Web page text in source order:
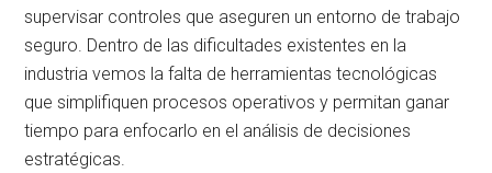
supervisar controles que aseguren un entorno de trabajo
seguro. Dentro de las dificultades existentes en la
industria vemos la falta de herramientas tecnológicas
que simplifiquen procesos operativos y permitan ganar
tiempo para enfocarlo en el análisis de decisiones
estratégicas.